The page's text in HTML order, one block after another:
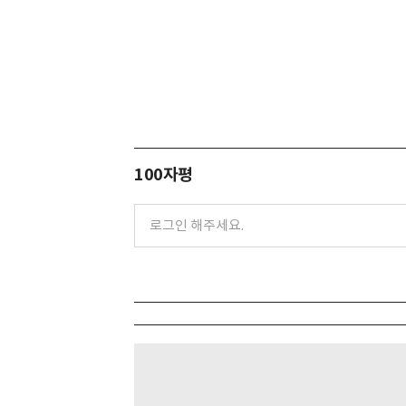
100자평